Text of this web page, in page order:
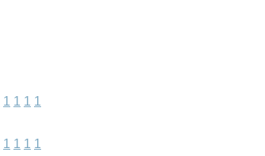
1 1 1 1
1 1 1 1